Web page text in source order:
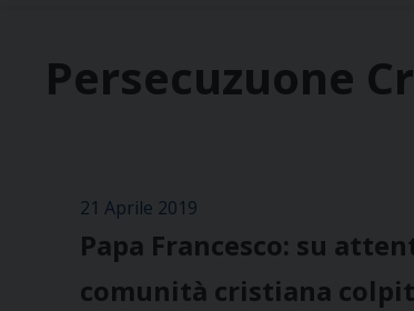
Persecuzuone
21 Aprile 2019
Papa Francesco: su
comunità cristiana